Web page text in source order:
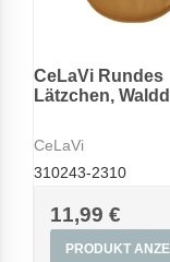
CeLaVi Rundes
Lätzchen,
CeLaVi
310243-2310
11,99 €
PRODUKT